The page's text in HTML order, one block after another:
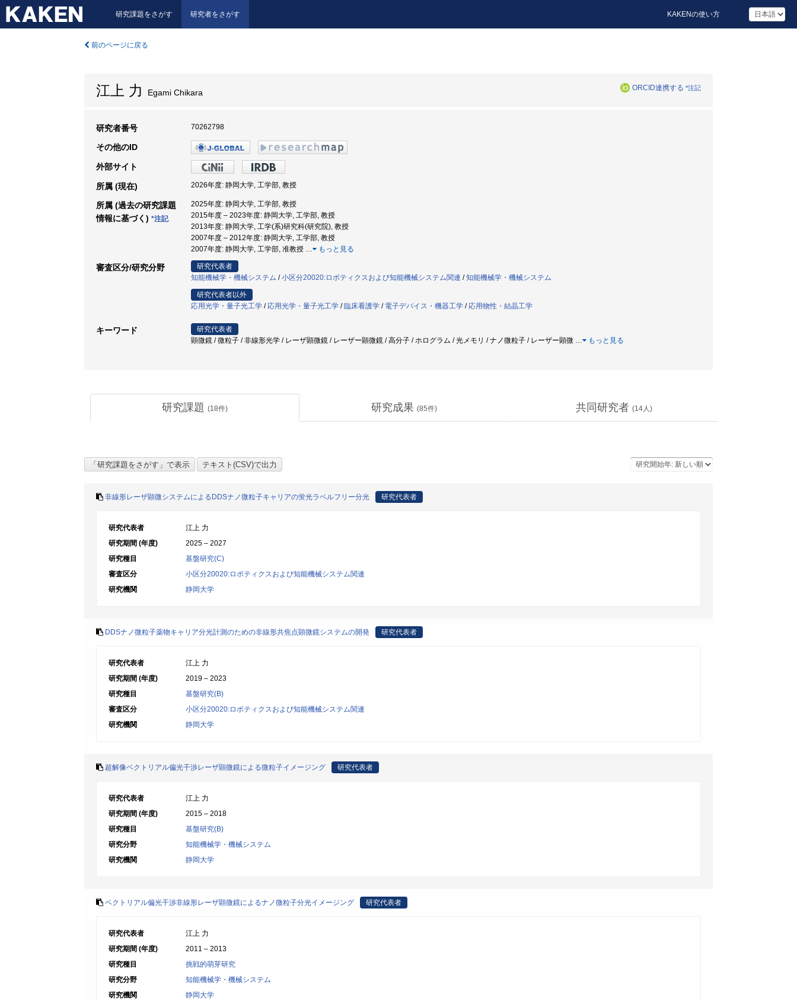
研究課題をさがす 研究者をさがす KAKENの使い方
前のページに戻る
江上 力 Egami Chikara ORCID連携する *注記
研究者番号 70262798
その他のID
外部サイト
所属 (現在) 2026年度: 静岡大学, 工学部, 教授
所属 (過去の研究課題
情報に基づく) *注記
2025年度: 静岡大学, 工学部, 教授
2015年度 – 2023年度: 静岡大学, 工学部, 教授
2013年度: 静岡大学, 工学(系)研究科(研究院), 教授
2007年度 – 2012年度: 静岡大学, 工学部, 教授
2007年度: 静岡大学, 工学部, 准教授 … もっと見る
審査区分/研究分野
研究代表者
知能機械学・機械システム /小区分20020:ロボティクスおよび知能機械システム関連 /知能機械学・機械システム
研究代表者以外
応用光学・量子光工学 / 応用光学・量子光工学 / 臨床看護学 / 電子デバイス・機器工学 / 応用物性・結晶工学
キーワード
研究代表者
顕微鏡 / 微粒子 / 非線形光学 / レーザ顕微鏡 / レーザー顕微鏡 / 高分子 / ホログラム / 光メモリ / ナノ微粒子 / レーザー顕微 … もっと見る
研究課題 (18件) 研究成果 (85件) 共同研究者 (14人)
非線形レーザ顕微システムによるDDSナノ微粒子キャリアの蛍光ラベルフリー分光 研究代表者
研究代表者
江上 力
研究期間 (年度)
2025 – 2027
研究種目
基盤研究(C)
審査区分
小区分20020:ロボティクスおよび知能機械システム関連
研究機関
静岡大学
DDSナノ微粒子薬物キャリア分光計測のための非線形共焦点顕微鏡システムの開発 研究代表者
研究代表者
江上 力
研究期間 (年度)
2019 – 2023
研究種目
基盤研究(B)
審査区分
小区分20020:ロボティクスおよび知能機械システム関連
研究機関
静岡大学
超解像ベクトリアル偏光干渉レーザ顕微鏡による微粒子イメージング 研究代表者
研究代表者
江上 力
研究期間 (年度)
2015 – 2018
研究種目
基盤研究(B)
研究分野
知能機械学・機械システム
研究機関
静岡大学
ベクトリアル偏光干渉非線形レーザ顕微鏡によるナノ微粒子分光イメージング 研究代表者
研究代表者
江上 力
研究期間 (年度)
2011 – 2013
研究種目
挑戦的萌芽研究
研究分野
知能機械学・機械システム
研究機関
静岡大学